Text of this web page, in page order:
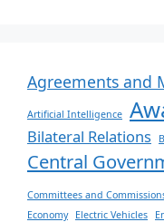
Agreements and
Artificial Intelligence
Bilateral Relations
Central
Committees and
Economy Electric Vehicles